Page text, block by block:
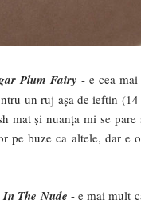
Plum Fairy - e cea
un ruj așa de ieftin
mat și nuanța mi se
pe buze ca altele, dar
The Nude - e mai mult